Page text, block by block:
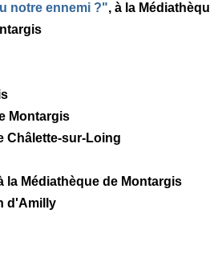
notre ennemi ?", à la
Montargis
Châlette-sur-Loing
la Médiathèque de Montargis
d'Amilly